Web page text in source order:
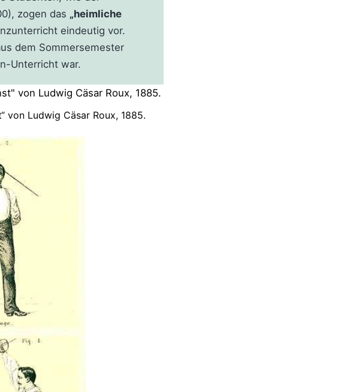
zogen das „heimliche
eindeutig vor.
dem Sommersemester
Unterricht war.
von Ludwig Cäsar Roux, 1885.